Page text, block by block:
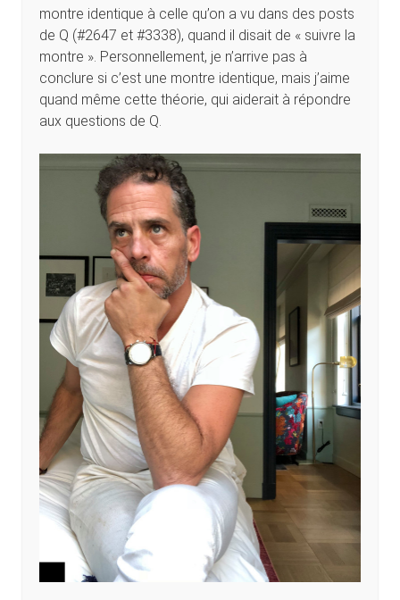
montre identique à celle qu’on a vu dans des posts
de Q (#2647 et #3338), quand il disait de « suivre la
montre ». Personnellement, je n’arrive pas à
conclure si c’est une montre identique, mais j’aime
quand même cette théorie, qui aiderait à répondre
aux questions de Q.